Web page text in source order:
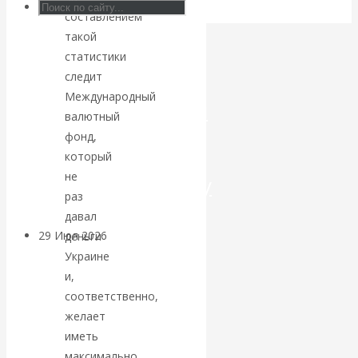
Искусственный
интеллект —
революционный
переход к
посткапитализму
29 Июл 2026
финансовая олигархия
Валентин
Катасонов.
составлением
такой
статистики
следит
Международный
валютный
фонд,
который
не
раз
давал
деньги
Украине
и,
соответственно,
желает
иметь